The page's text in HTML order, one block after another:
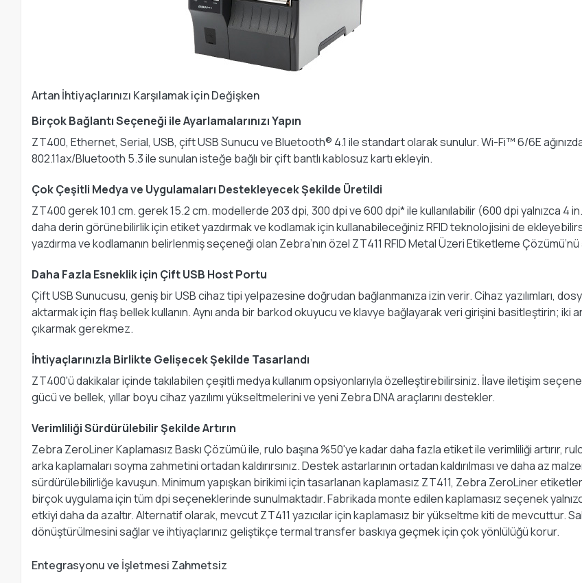
Artan İhtiyaçlarınızı Karşılamak için Değişken
Birçok Bağlantı Seçeneği ile Ayarlamalarınızı Yapın
ZT400, Ethernet, Serial, USB, çift USB Sunucu ve Bluetooth® 4.1 ile standart olarak sunulur. Wi-Fi™ 6/6E
802.11ax/Bluetooth 5.3 ile sunulan isteğe bağlı bir çift bantlı kablosuz kartı ekleyin.
Çok Çeşitli Medya ve Uygulamaları Destekleyecek Şekilde Üretildi
ZT400 gerek 10.1 cm. gerek 15.2 cm. modellerde 203 dpi, 300 dpi ve 600 dpi* ile kullanılabilir (600 dpi yalnızca
daha derin görünebilirlik için etiket yazdırmak ve kodlamak için kullanabileceğiniz RFID teknolojisini de
yazdırma ve kodlamanın belirlenmiş seçeneği olan Zebra’nın özel ZT411 RFID Metal Üzeri Etiketleme
Daha Fazla Esneklik için Çift USB Host Portu
Çift USB Sunucusu, geniş bir USB cihaz tipi yelpazesine doğrudan bağlanmanıza izin verir. Cihaz yazılımları,
aktarmak için flaş bellek kullanın. Aynı anda bir barkod okuyucu ve klavye bağlayarak veri girişini basitleştirin; iki
çıkarmak gerekmez.
İhtiyaçlarınızla Birlikte Gelişecek Şekilde Tasarlandı
ZT400'ü dakikalar içinde takılabilen çeşitli medya kullanım opsiyonlarıyla özelleştirebilirsiniz. İlave iletişim
gücü ve bellek, yıllar boyu cihaz yazılımı yükseltmelerini ve yeni Zebra DNA araçlarını destekler.
Verimliliği Sürdürülebilir Şekilde Artırın
Zebra ZeroLiner Kaplamasız Baskı Çözümü ile, rulo başına %50'ye kadar daha fazla etiket ile verimliliği artırır,
arka kaplamaları soyma zahmetini ortadan kaldırırsınız. Destek astarlarının ortadan kaldırılması ve daha az
sürdürülebilirliğe kavuşun. Minimum yapışkan birikimi için tasarlanan kaplamasız ZT411, Zebra ZeroLiner
birçok uygulama için tüm dpi seçeneklerinde sunulmaktadır. Fabrikada monte edilen kaplamasız seçenek
etkiyi daha da azaltır. Alternatif olarak, mevcut ZT411 yazıcılar için kaplamasız bir yükseltme kiti de mevcuttur.
dönüştürülmesini sağlar ve ihtiyaçlarınız geliştikçe termal transfer baskıya geçmek için çok yönlülüğü korur.
Entegrasyonu ve İşletmesi Zahmetsiz